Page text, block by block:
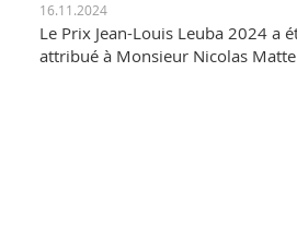
16.11.2024
Le Prix Jean-Louis Leuba 2024 a
attribué à Monsieur Nicolas